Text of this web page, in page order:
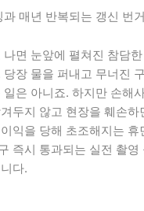
매년 반복되는 갱신 번
면 눈앞에 펼쳐진 참담
장 물을 퍼내고 무너진
은 아니죠. 하지만 손해
두지 않고 현장을 훼손
익을 당해 초조해지는
즉시 통과되는 실전 촬
다.